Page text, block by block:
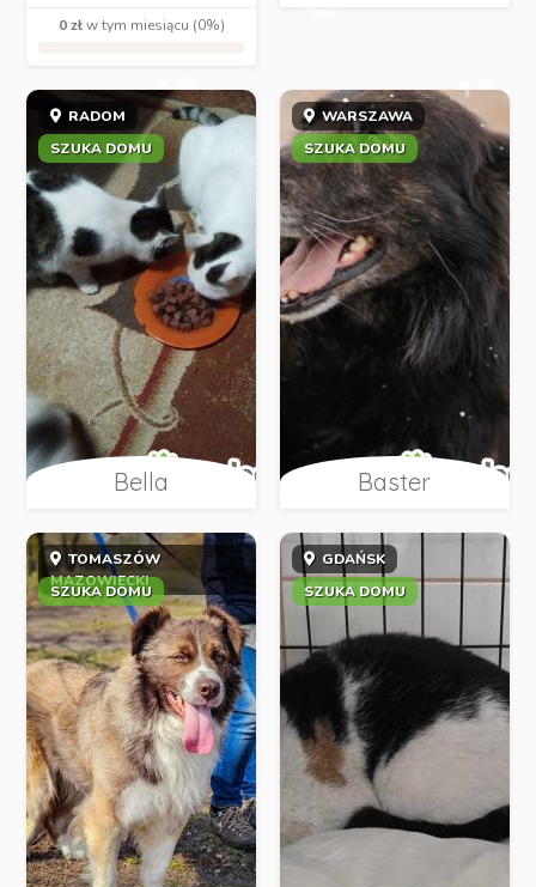
0 złw tym miesiącu (0%)
RADOM
SZUKA DOMU
Bella
WARSZAWA
SZUKA DOMU
Baster
TOMASZÓW
MAZOWIECKI
SZUKA DOMU
GDAŃSK
SZUKA DOMU